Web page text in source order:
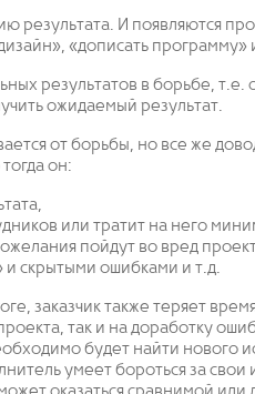
результата. И появляются
«дописать программу»
результатов в борьбе, т.е.
ожидаемый результат.
от борьбы, но все же
он:
или тратит на него
пойдут во вред
и скрытыми ошибками и т.д.
заказчик также теряет
так и на доработку
будет найти нового
умеет бороться за свои